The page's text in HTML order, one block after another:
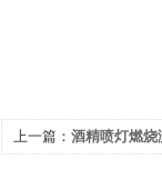
上一篇： 酒精喷灯燃